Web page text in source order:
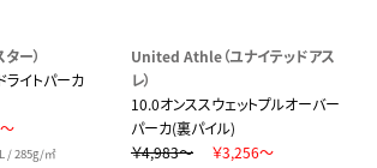
ー）
イトパーカ
/ 285g/㎡
United Athle（ユナイテッドアス
レ）
10.0オンススウェットプルオーバー
パーカ(裏パイル)
￥4,983～
￥3,256～